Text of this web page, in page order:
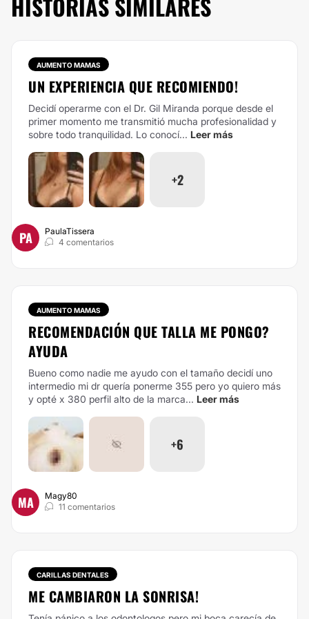
HISTORIAS SIMILARES
AUMENTO MAMAS
UN EXPERIENCIA QUE RECOMIENDO!
Decidí operarme con el Dr. Gil Miranda porque desde el
primer momento me transmitió mucha profesionalidad y
sobre todo tranquilidad. Lo conocí... Leer más
+2
PA
PaulaTissera
4 comentarios
AUMENTO MAMAS
RECOMENDACIÓN QUE TALLA ME PONGO?
AYUDA
Bueno como nadie me ayudo con el tamaño decidí uno
intermedio mi dr quería ponerme 355 pero yo quiero más
y opté x 380 perfil alto de la marca... Leer más
+6
MA
Magy80
11 comentarios
CARILLAS DENTALES
ME CAMBIARON LA SONRISA!